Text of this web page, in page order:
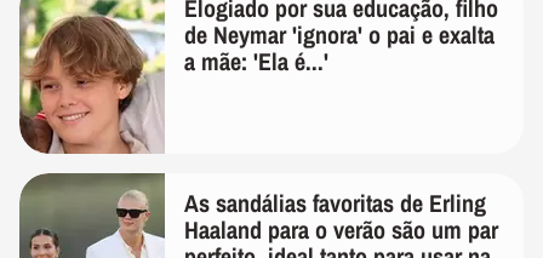
Elogiado por sua educação, filho
de Neymar 'ignora' o pai e exalta
a mãe: 'Ela é...'
As sandálias favoritas de Erling
Haaland para o verão são um par